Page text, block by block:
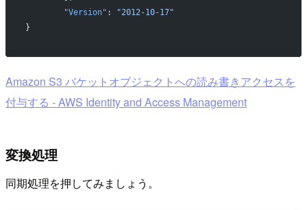
	"Version"
:
"2012-10-17"
}
Amazon S3 バケットオブジェクトへの読み書きアクセスを
付与する - AWS Identity and Access Management
変換処理
同期処理を押してみましょう。